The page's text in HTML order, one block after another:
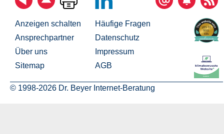
Anzeigen schalten
Ansprechpartner
Über uns
Sitemap
Häufige Fragen
Datenschutz
Impressum
AGB
© 1998-2026 Dr. Beyer Internet-Beratung